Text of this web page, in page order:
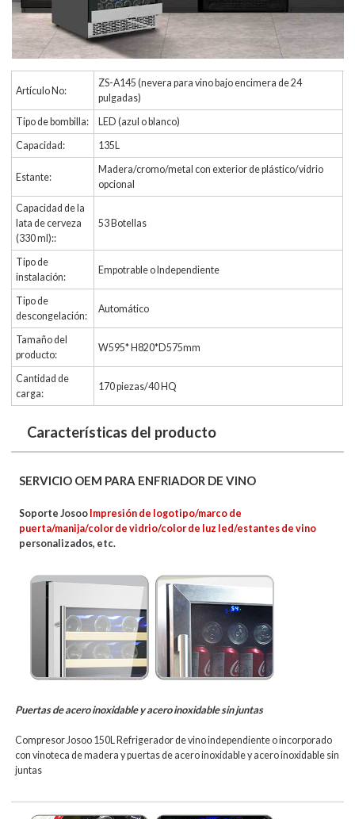
Artículo No:
ZS-A145 (nevera para vino bajo encimera de 24
pulgadas)
Tipo de bombilla:
LED (azul o blanco)
Capacidad:
135L
Estante:
Madera/cromo/metal con exterior de plástico/vidrio
opcional
Capacidad de la
lata de cerveza
(330 ml)::
53 Botellas
Tipo de
instalación:
Empotrable o Independiente
Tipo de
descongelación:
Automático
Tamaño del
producto:
W595* H820*D575mm
Cantidad de
carga:
170 piezas/40 HQ
Características del producto
SERVICIO OEM PARA ENFRIADOR DE VINO
Soporte Josoo Impresión de logotipo/marco de
puerta/manija/color de vidrio/color de luz led/estantes de vino
personalizados, etc.
Puertas de acero inoxidable y acero inoxidable sin juntas
Compresor Josoo 150L Refrigerador de vino independiente o incorporado
con vinoteca de madera y puertas de acero inoxidable y acero inoxidable sin
juntas